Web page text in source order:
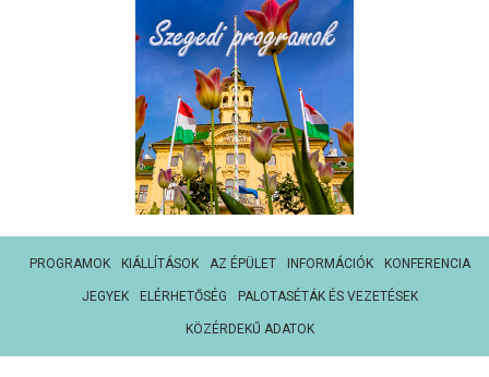
PROGRAMOK KIÁLLÍTÁSOK AZ ÉPÜLET INFORMÁCIÓK KONFERENCIA
JEGYEK ELÉRHETŐSÉG PALOTASÉTÁK ÉS VEZETÉSEK
KÖZÉRDEKŰ ADATOK